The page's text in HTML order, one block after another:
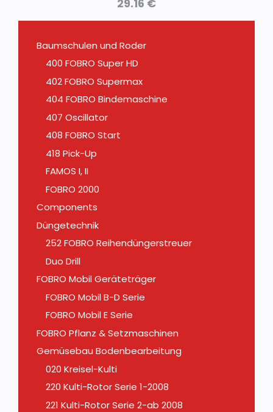
29.16 €
Baumschulen und Roder
400 FOBRO Super HD
402 FOBRO Supermax
404 FOBRO Bindemaschine
407 Oscillator
408 FOBRO Start
418 Pick-Up
FAMOS I, II
FOBRO 2000
Components
Düngetechnik
252 FOBRO Reihendüngerstreuer
Duo Drill
FOBRO Mobil Geräteträger
FOBRO Mobil B-D Serie
FOBRO Mobil E Serie
FOBRO Pflanz & Setzmaschinen
Gemüsebau Bodenbearbeitung
020 Kreisel-Kulti
220 Kulti-Rotor Serie 1-2008
221 Kulti-Rotor Serie 2-ab 2008